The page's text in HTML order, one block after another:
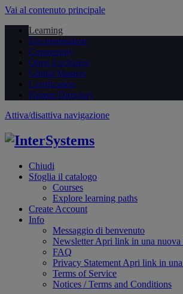
Vai al contenuto principale
Learning
Documentation
Community
Open Exchange
Global Masters
Certification
Partner Directory
Attiva/disattiva navigazione
Chiudi
Sfoglia il catalogo
Courses
Explore learning paths
Create Account
Info
Messaggio di benvenuto
NewsletterApri link in una nuova
FAQ
Privacy Statement Apri link in
Terms of Service
Notices / Terms and Conditions